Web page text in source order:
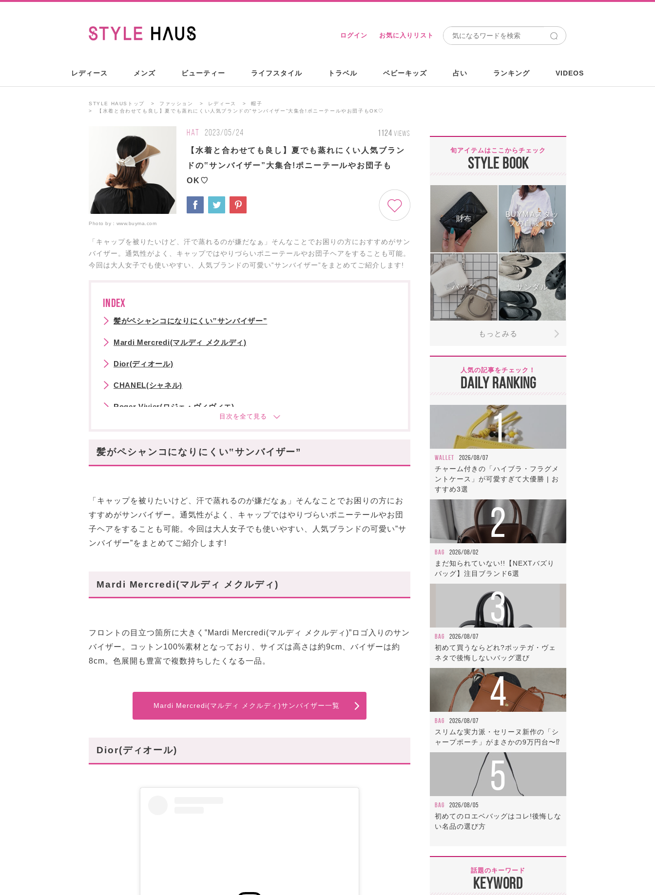
ログイン お気に入りリスト
レディース メンズ ビューティー ライフスタイル トラベル ベビーキッズ 占い ランキング VIDEOS
STYLE HAUSトップ ファッション レディース
帽子
【水着と合わせても良し】夏でも蒸れにくい人気ブランドの‟サンバイザー”大集合!ポニーテールやお団子もOK♡
HAT 2023/05/24 1124 VIEWS
【水着と合わせても良し】夏でも蒸れにくい人気ブラン
ドの‟サンバイザー”大集合!ポニーテールやお団子も
OK♡
Photo by： www.buyma.com
「キャップを被りたいけど、汗で蒸れるのが嫌だなぁ」そんなことでお困りの方におすすめがサン
バイザー。通気性がよく、キャップではやりづらいポニーテールやお団子ヘアをすることも可能。
今回は大人女子でも使いやすい、人気ブランドの可愛い‟サンバイザー”をまとめてご紹介します!
INDEX
髪がペシャンコになりにくい‟サンバイザー”
Mardi Mercredi(マルディ メクルディ)
Dior(ディオール)
CHANEL(シャネル)
Roger Vivier(ロジェ・ヴィヴィエ)
HELEN KAMINSKI(ヘレンカミンスキー)
髪がペシャンコになりにくい‟サンバイザー”
「キャップを被りたいけど、汗で蒸れるのが嫌だなぁ」そんなことでお困りの方にお
すすめがサンバイザー。通気性がよく、キャップではやりづらいポニーテールやお団
子ヘアをすることも可能。今回は大人女子でも使いやすい、人気ブランドの可愛い”サ
ンバイザー”をまとめてご紹介します!
Mardi Mercredi(マルディ メクルディ)
フロントの目立つ箇所に大きく‟Mardi Mercredi(マルディ メクルディ)”ロゴ入りのサン
バイザー。コットン100%素材となっており、サイズは高さは約9cm、バイザーは約
8cm。色展開も豊富で複数持ちしたくなる一品。
Mardi Mercredi(マルディ メクルディ)サンバイザー一覧
Dior(ディオール)
旬アイテムはここからチェック
STYLE BOOK
財布
BUYMAスタッ
フの自腹買い
バッグ サンダル
もっとみる
人気の記事をチェック！
DAILY RANKING
1
WALLET 2026/08/07
チャーム付きの「ハイブラ・フラグメ
ントケース」が可愛すぎて大優勝 | お
すすめ3選
2
BAG 2026/08/02
まだ知られていない!!【NEXTバズり
バッグ】注目ブランド6選
3
BAG 2026/08/07
初めて買うならどれ?ボッテガ・ヴェ
ネタで後悔しないバッグ選び
4
BAG 2026/08/07
スリムな実力派・セリーヌ新作の「シ
ャープポーチ」がまさかの9万円台〜⁉
5
BAG 2026/08/05
初めてのロエベバッグはコレ!後悔しな
い名品の選び方
話題のキーワード
KEYWORD